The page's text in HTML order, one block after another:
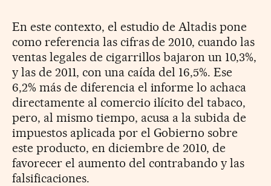
En este contexto, el estudio de Altadis pone
como referencia las cifras de 2010, cuando las
ventas legales de cigarrillos bajaron un 10,3%,
y las de 2011, con una caída del 16,5%. Ese
6,2% más de diferencia el informe lo achaca
directamente al comercio ilícito del tabaco,
pero, al mismo tiempo, acusa a la subida de
impuestos aplicada por el Gobierno sobre
este producto, en diciembre de 2010, de
favorecer el aumento del contrabando y las
falsificaciones.